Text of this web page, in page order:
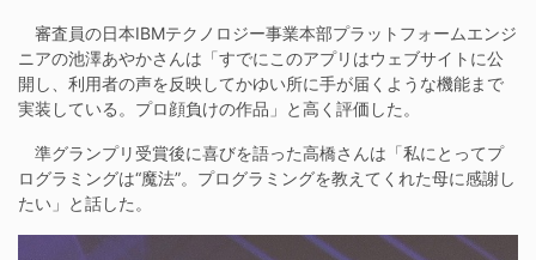
審査員の日本IBMテクノロジー事業本部プラットフォームエンジ
ニアの池澤あやかさんは「すでにこのアプリはウェブサイトに公
開し、利用者の声を反映してかゆい所に手が届くような機能まで
実装している。プロ顔負けの作品」と高く評価した。
準グランプリ受賞後に喜びを語った高橋さんは「私にとってプ
ログラミングは“魔法”。プログラミングを教えてくれた母に感謝し
たい」と話した。